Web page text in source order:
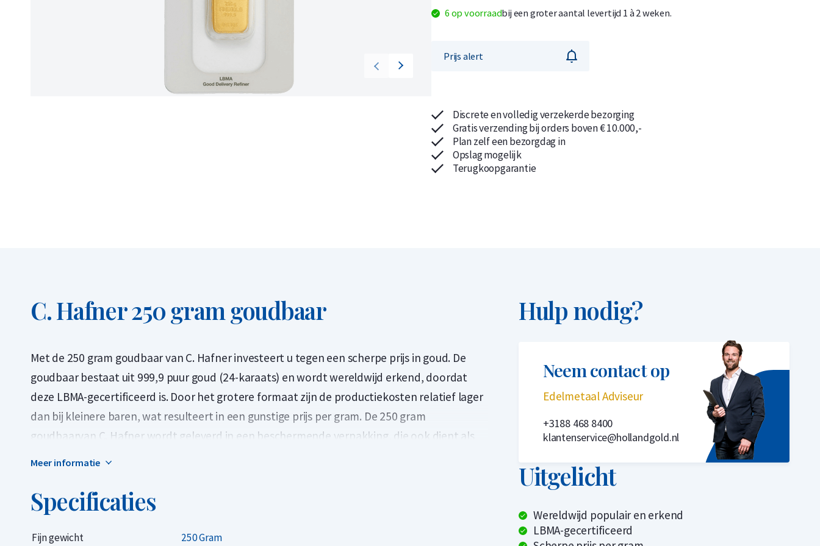
6 op voorraadbij een groter aantal levertijd 1 à 2 weken.
Prijs alert
Discrete en volledig verzekerde bezorging
Gratis verzending bij orders boven € 10.000,-
Plan zelf een bezorgdag in
Opslag mogelijk
Terugkoopgarantie
C. Hafner 250 gram goudbaar
Met de 250 gram goudbaar van C. Hafner investeert u tegen een scherpe prijs in goud. De
goudbaar bestaat uit 999,9 puur goud (24-karaats) en wordt wereldwijd erkend, doordat
deze LBMA-gecertificeerd is. Door het grotere formaat zijn de productiekosten relatief lager
dan bij kleinere baren, wat resulteert in een gunstige prijs per gram. De 250 gram
goudbaarvan C. Hafner wordt geleverd in een beschermende verpakking, die ook dient als
C. Hafner is een Duitse edelmetaalproducent met een LBMA-accreditatie (London Bullion
wereldwijd zonder verdere analyse verhandelbaar. Bij Holland Gold is C. Hafner het meest
Meer informatie
Specificaties
Fijn gewicht
250 Gram
Hulp nodig?
Neem contact op
Edelmetaal Adviseur
+3188 468 8400
klantenservice@hollandgold.nl
Uitgelicht
Wereldwijd populair en erkend
LBMA-gecertificeerd